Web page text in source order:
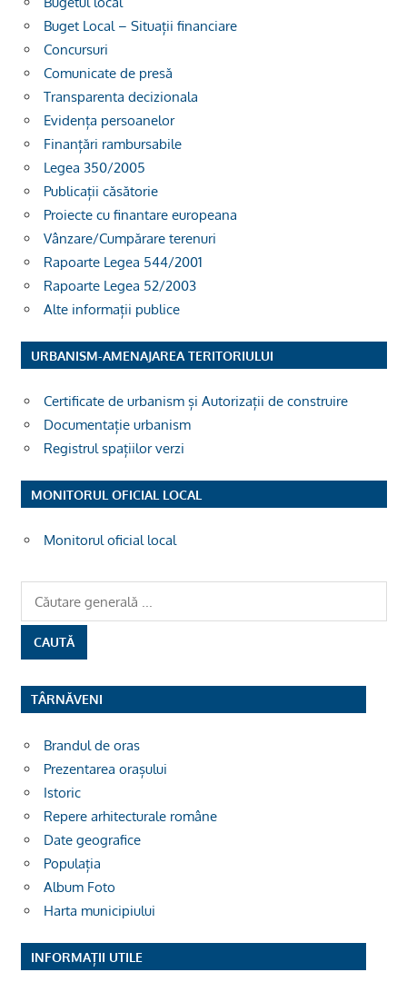
Buget Local – Situații financiare
Concursuri
Comunicate de presă
Transparenta decizionala
Evidența persoanelor
Finanțări rambursabile
Legea 350/2005
Publicații căsătorie
Proiecte cu finantare europeana
Vânzare/Cumpărare terenuri
Rapoarte Legea 544/2001
Rapoarte Legea 52/2003
Alte informații publice
URBANISM-AMENAJAREA TERITORIULUI
Certificate de urbanism și Autorizații de construire
Documentație urbanism
Registrul spațiilor verzi
MONITORUL OFICIAL LOCAL
Monitorul oficial local
TÂRNĂVENI
Brandul de oras
Prezentarea orașului
Istoric
Repere arhitecturale române
Date geografice
Populația
Album Foto
Harta municipiului
INFORMAȚII UTILE